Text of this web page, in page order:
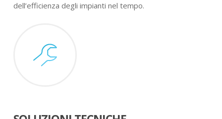
dell’efficienza degli impianti nel tempo.